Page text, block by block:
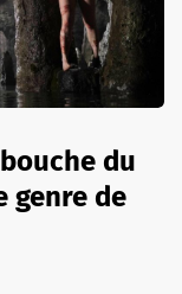
du
genre de